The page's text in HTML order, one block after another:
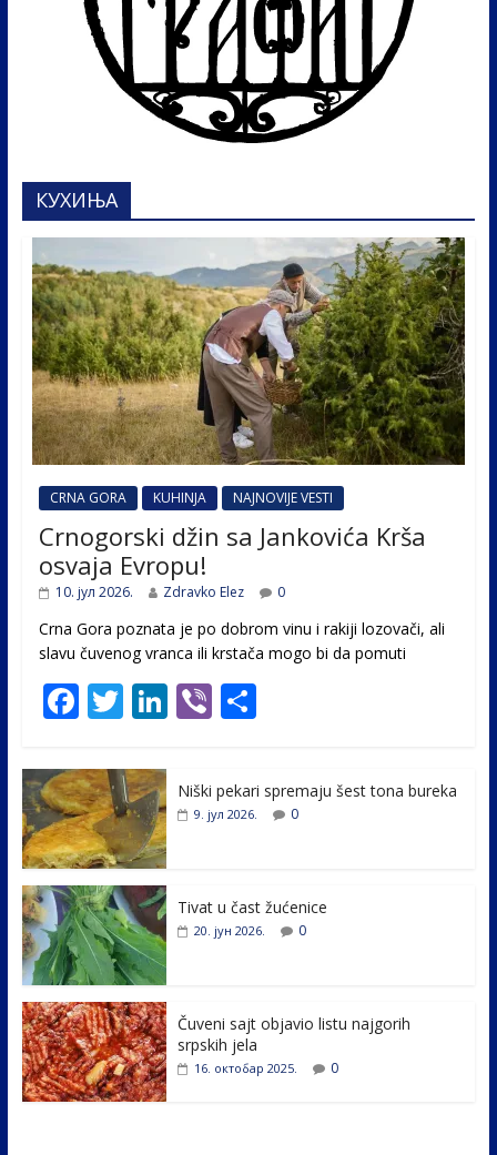
КУХИЊА
CRNA GORA KUHINJA NAJNOVIJE VESTI
Crnogorski džin sa Jankovića Krša
osvaja Evropu!
10. јул 2026. Zdravko Elez 0
Crna Gora poznata je po dobrom vinu i rakiji lozovači, ali
slavu čuvenog vranca ili krstača mogo bi da pomuti
F
e
b
o
o
k
T
itt
er
Li
e
Vi
er
S
e
Niški pekari spremaju šest tona bureka
9. јул 2026. 0
Tivat u čast žućenice
20. јун 2026. 0
Čuveni sajt objavio listu najgorih
srpskih jela
16. октобар 2025. 0